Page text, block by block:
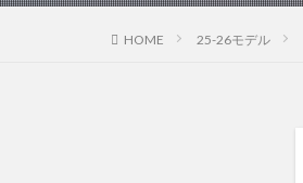
HOME 25-26モデル